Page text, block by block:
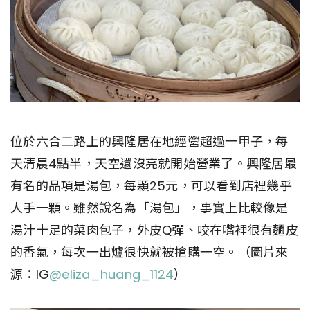
位於六合二路上的興隆居在地經營超過一甲子，每
天清晨4點半，天空還沒亮就開始營業了。興隆居最
有名的品項是湯包，每顆25元，可以看到店裡幾乎
人手一顆。雖然說名為「湯包」，事實上比較像是
湯汁十足的菜肉包子，外皮Q彈、咬在嘴裡很有麵皮
的香氣，每次一出爐很快就被搶購一空。（圖片來
源：IG@eliza_huang_1124）